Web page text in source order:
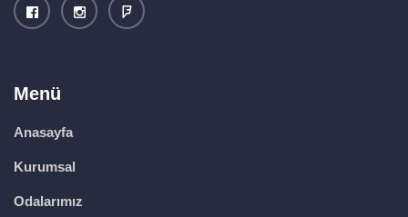
Menü
Anasayfa
Kurumsal
Odalarımız